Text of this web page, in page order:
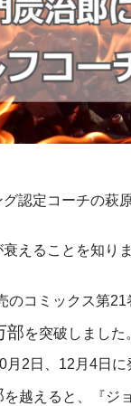
認定コーチの萩
えることを知りま
のコミックス第
部を突破しました
月2日、12月4日
を越えると、『ジ